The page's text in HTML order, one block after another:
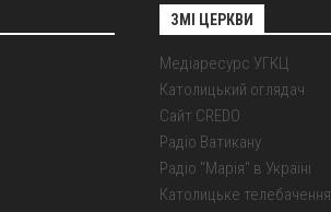
ЗМІ ЦЕРКВИ
Медіаресурс УГКЦ
Католицький оглядач
Сайт CREDO
Радіо Ватикану
Радіо "Марія" в Україні
Католицьке телебачення